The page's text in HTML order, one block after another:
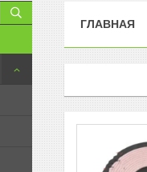
ГЛАВНАЯ